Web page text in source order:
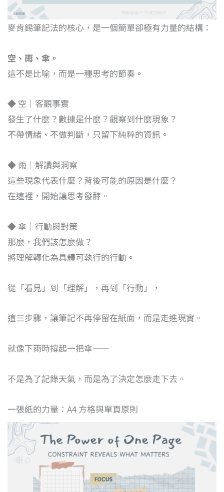
麥肯錫筆記法的核心，是一個簡單卻極有力量的結構：
空、雨、傘。
這不是比喻，而是一種思考的節奏。
◆ 空｜客觀事實
發生了什麼？數據是什麼？觀察到什麼現象？
不帶情緒、不做判斷，只留下純粹的資訊。
◆ 雨｜解讀與洞察
這些現象代表什麼？背後可能的原因是什麼？
在這裡，開始讓思考發酵。
◆ 傘｜行動與對策
那麼，我們該怎麼做？
將理解轉化為具體可執行的行動。
從「看見」到「理解」，再到「行動」，
這三步驟，讓筆記不再停留在紙面，而是走進現實。
就像下雨時撐起一把傘——
不是為了記錄天氣，而是為了決定怎麼走下去。
一張紙的力量：A4 方格與單頁原則